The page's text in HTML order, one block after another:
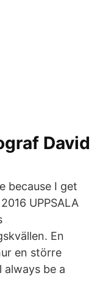
David
because I get
UPPSALA
En
en större
be a